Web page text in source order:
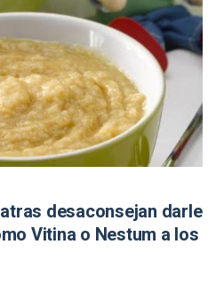
desaconsejan darle
Vitina o Nestum a los